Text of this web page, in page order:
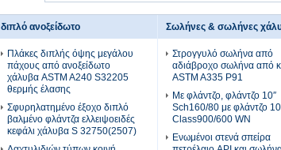
διπλό ανοξείδωτο
Πλάκες διπλής όψης μεγάλου
πάχους από ανοξείδωτο
χάλυβα ASTM A240 S32205
θερμής έλασης
Σφυρηλατημένο έξοχο διπλό
βαλμένο φλάντζα ελλειψοειδές
κεφάλι χάλυβα S 32750(2507)
Σωλήνες & σωλήνες
Στρογγυλό σωλήνα από
αδιάβροχο σωλήνα από
ASTM A335 P91
Με φλάντζο, φλάντζο 10′′
Sch160/80 με φλάντζο
Class900/600 WN
Ενωμένοι στενά σπείρα